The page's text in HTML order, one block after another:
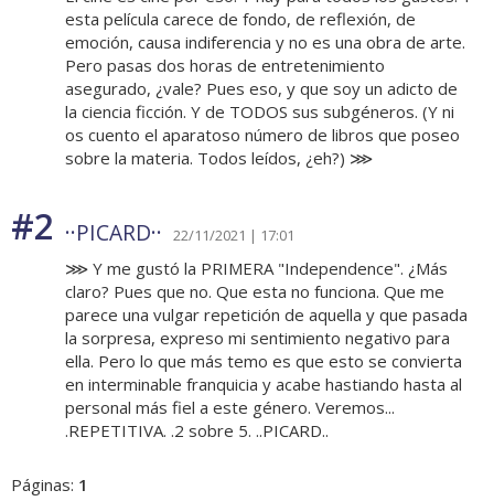
esta película carece de fondo, de reflexión, de
emoción, causa indiferencia y no es una obra de arte.
Pero pasas dos horas de entretenimiento
asegurado, ¿vale? Pues eso, y que soy un adicto de
la ciencia ficción. Y de TODOS sus subgéneros. (Y ni
os cuento el aparatoso número de libros que poseo
sobre la materia. Todos leídos, ¿eh?) ⋙
#2 ··PICARD·· 22/11/2021 | 17:01
⋙ Y me gustó la PRIMERA "Independence". ¿Más
claro? Pues que no. Que esta no funciona. Que me
parece una vulgar repetición de aquella y que pasada
la sorpresa, expreso mi sentimiento negativo para
ella. Pero lo que más temo es que esto se convierta
en interminable franquicia y acabe hastiando hasta al
personal más fiel a este género. Veremos...
.REPETITIVA. .2 sobre 5. ..PICARD..
Páginas: 1